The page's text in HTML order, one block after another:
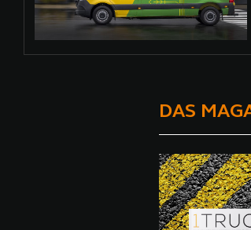
DAS